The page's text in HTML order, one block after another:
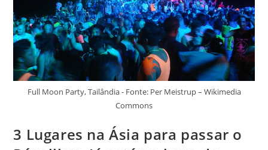
Full Moon Party, Tailândia - Fonte: Per Meistrup – Wikimedia
Commons
3 Lugares na Ásia para passar o